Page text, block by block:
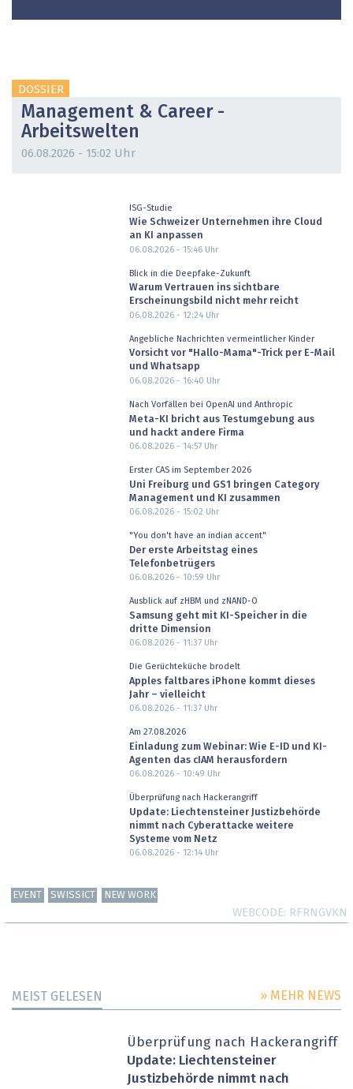
DOSSIER
Management & Career -
Arbeitswelten
06.08.2026 - 15:02 Uhr
ISG-Studie
Wie Schweizer Unternehmen ihre Cloud
an KI anpassen
06.08.2026 - 15:46Uhr
Blick in die Deepfake-Zukunft
Warum Vertrauen ins sichtbare
Erscheinungsbild nicht mehr reicht
06.08.2026 - 12:24Uhr
Angebliche Nachrichten vermeintlicher Kinder
Vorsicht vor "Hallo-Mama"-Trick per E-Mail
und Whatsapp
06.08.2026 - 16:40 Uhr
Nach Vorfällen bei OpenAI und Anthropic
Meta-KI bricht aus Testumgebung aus
und hackt andere Firma
06.08.2026 - 14:57Uhr
Erster CAS im September 2026
Uni Freiburg und GS1 bringen Category
Management und KI zusammen
06.08.2026 - 15:02 Uhr
"You don't have an indian accent"
Der erste Arbeitstag eines
Telefonbetrügers
06.08.2026 - 10:59 Uhr
Ausblick auf zHBM und zNAND-O
Samsung geht mit KI-Speicher in die
dritte Dimension
06.08.2026 - 11:37Uhr
Die Gerüchteküche brodelt
Apples faltbares iPhone kommt dieses
Jahr – vielleicht
06.08.2026 - 11:37Uhr
Am 27.08.2026
Einladung zum Webinar: Wie E-ID und KI-
Agenten das cIAM herausfordern
06.08.2026 - 10:49 Uhr
Überprüfung nach Hackerangriff
Update: Liechtensteiner Justizbehörde
nimmt nach Cyberattacke weitere
Systeme vom Netz
06.08.2026 - 12:14Uhr
EVENT SWISSICT NEW WORK
WEBCODE RFRNGVKN
MEIST GELESEN » MEHR NEWS
Überprüfung nach Hackerangriff
Update: Liechtensteiner
Justizbehörde nimmt nach